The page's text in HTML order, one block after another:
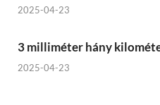
2025-04-23
3 milliméter hány
2025-04-23